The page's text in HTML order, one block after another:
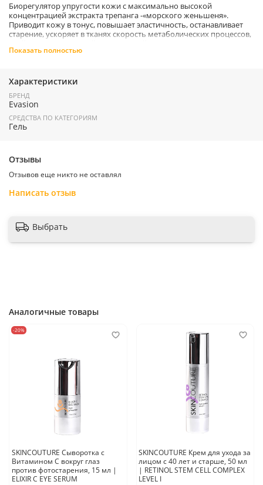
Биорегулятор упругости кожи с максимально высокой
концентрацией экстракта трепанга -«морского женьшеня».
Приводит кожу в тонус, повышает эластичность, останавливает
старение, ускоряет в тканях скорость метаболических процессов,
Легкое, мгновенно проникающее в кожу био-желе без липкости и
Показания: Антивозрастная космецевтика, Антиоксидантная
защита, Гидратация, Регенерация и обновление кожи, Фото- и
хроностарение.
Ингредиенты:вода деминерализованная, экстракт голотурии
сухой, карбомер, глицерин, отдушка
движениями до полного впитывания.
Страна производитель:Россия
Показать полностью
Характеристики
БРЕНД
Evasion
СРЕДСТВА ПО КАТЕГОРИЯМ
Гель
Отзывы
Отзывов еще никто не оставлял
Написать отзыв
Выбрать
Аналогичные товары
-20%
SKINCOUTURE Сыворотка с
Витамином С вокруг глаз
против фотостарения, 15 мл |
ELIXIR C EYE SERUM
SKINCOUTURE Крем для ухода за
лицом с 40 лет и старше, 50 мл
| RETINOL STEM CELL COMPLEX
LEVEL I